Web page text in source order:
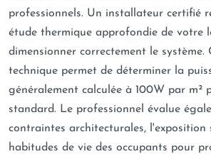
professionnels. Un installateur certifié
étude thermique approfondie de votre
dimensionner correctement le système.
technique permet de déterminer la
généralement calculée à 100W par m²
standard. Le professionnel évalue
contraintes architecturales, l'exposition
habitudes de vie des occupants pour